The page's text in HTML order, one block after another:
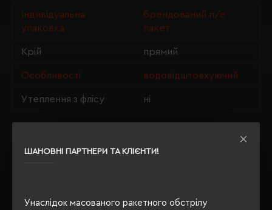
ШАНОВНІ ПАРТНЕРИ ТА КЛІЄНТИ!
Унаслідок масованого ракетного обстрілу
Індивідуальна
упаковка
брендований п/е
пакет
Крій прямий
Особливості водовідштовхуючий
Утеплення з флісу ні
ОПИС